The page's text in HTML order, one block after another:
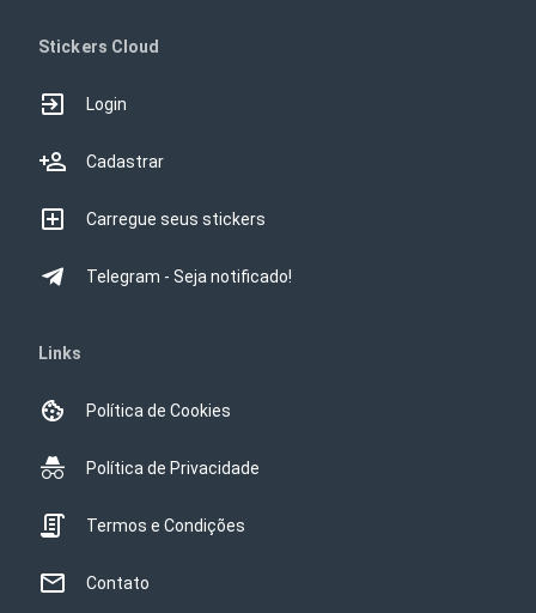
Stickers Cloud
Login
Cadastrar
Carregue seus stickers
Telegram - Seja notificado!
Links
Política de Cookies
Política de Privacidade
Termos e Condições
Contato